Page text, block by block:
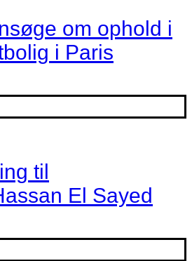
om ophold i
i Paris
til
El Sayed